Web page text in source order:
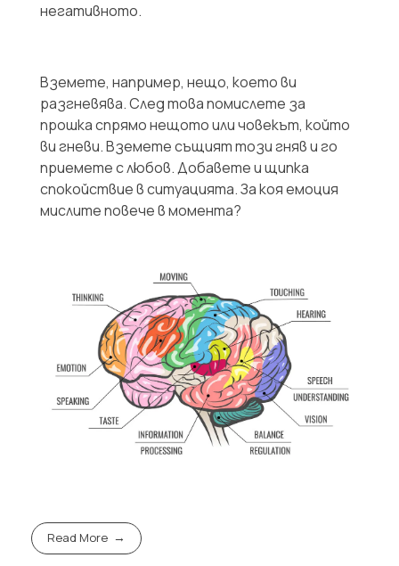
негативното.
Вземете, например, нещо, което ви
разгневява. След това помислете за
прошка спрямо нещото или човекът, който
ви гневи. Вземете същият този гняв и го
приемете с любов. Добавете и щипка
спокойствие в ситуацията. За коя емоция
мислите повече в момента?
Read More